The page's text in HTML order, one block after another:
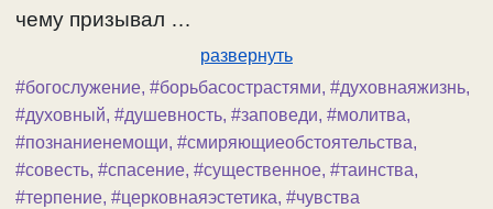
чему призывал …
развернуть
#богослужение, #борьбасострастями, #духовнаяжизнь,
#духовный, #душевность, #заповеди, #молитва,
#познаниенемощи, #смиряющиеобстоятельства,
#совесть, #спасение, #существенное, #таинства,
#терпение, #церковнаяэстетика, #чувства